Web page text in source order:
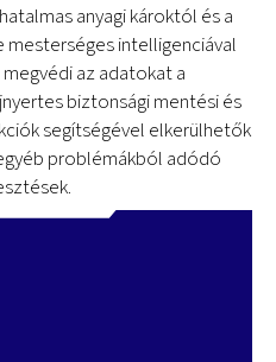
anyagi károktól és a
mesterséges intelligenciával
az adatokat a
biztonsági mentési és
segítségével elkerülhetők
problémákból adódó